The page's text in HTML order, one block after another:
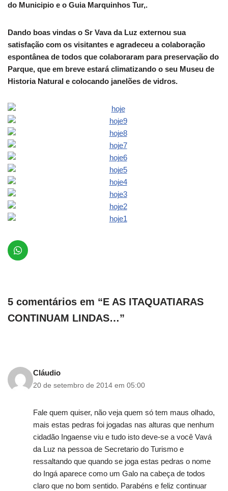
do Municipio e o Guia Marquinhos Tur,.
Dando boas vindas o Sr Vava da Luz externou sua
satisfação com os visitantes e agradeceu a colaboração
espontânea de todos que colaboraram para preservação do
Parque, que em breve estará climatizando o seu Museu de
Historia Natural e colocando janelões de vidros.
5 comentários em “E AS ITAQUATIARAS
CONTINUAM LINDAS…”
Cláudio
20 de setembro de 2014 em 05:00
Fale quem quiser, não veja quem só tem maus olhado,
mais estas pedras foi jogadas nas alturas que nenhum
cidadão Ingaense viu e tudo isto deve-se a você Vavá
da Luz na pessoa de Secretario do Turismo e
ressaltando que quando se joga estas pedras o nome
do Ingá aparece como um Galo na cabeça de todos
claro que no bom sentido. Parabéns e feliz continuar